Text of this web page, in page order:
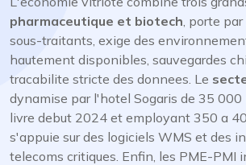
pharmaceutique et biotech, porte
sous-traitants, exige des
hautement disponibles, sauvegardes
tracabilite stricte des donnees. Le
dynamise par l'hotel Sogaris de 35 000
livre debut 2024 et employant 350 a
s'appuie sur des logiciels WMS et des
telecoms critiques. Enfin, les PME-PMI